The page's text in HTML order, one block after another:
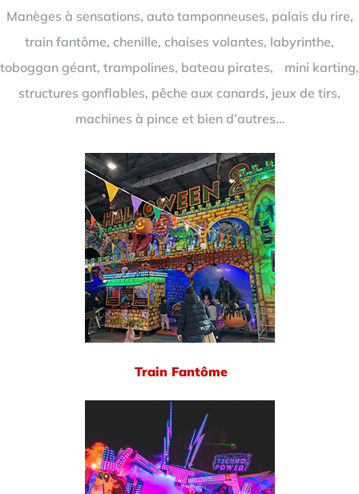
Manèges à sensations, auto tamponneuses, palais du rire,
train fantôme, chenille, chaises volantes, labyrinthe,
toboggan géant, trampolines, bateau pirates, mini karting,
structures gonflables, pêche aux canards, jeux de tirs,
machines à pince et bien d’autres…
Train Fantôme